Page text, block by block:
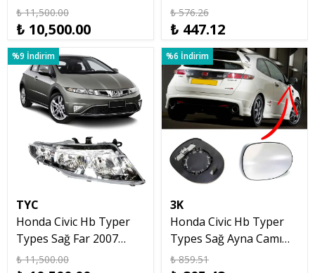
Fk1
₺ 11,500.00
₺ 10,500.00
2012
₺ 576.26
₺ 447.12
%9 İndirim
TYC
Honda Civic Hb Typer
Types Sağ Far 2007
2012 Fk1
₺ 11,500.00
%6 İndirim
3K
Honda Civic Hb Typer
Types Sağ Ayna Camı
2007 2012 Hatchback
₺ 859.51